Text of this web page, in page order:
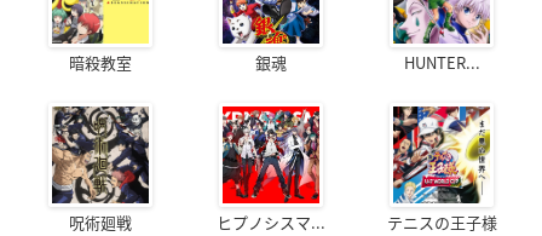
暗殺教室 銀魂 HUNTER...
呪術廻戦 ヒプノシスマ... テニスの王子様